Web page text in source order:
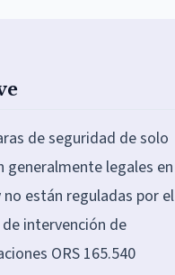
de seguridad de solo
generalmente legales en
no están reguladas por el
intervención de
ORS 165.540